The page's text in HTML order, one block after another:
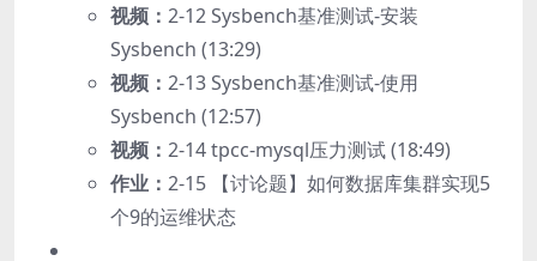
视频： 2-12 Sysbench基准测试-安装
Sysbench (13:29)
视频： 2-13 Sysbench基准测试-使用
Sysbench (12:57)
视频： 2-14 tpcc-mysql压力测试 (18:49)
作业： 2-15 【讨论题】如何数据库集群实现5
个9的运维状态